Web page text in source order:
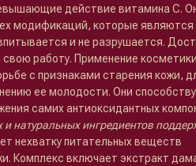
действие витамина С.
модификаций, которые
и не разрушается.
работу. Применение
с признаками старения кожи,
ее молодости. Они
самих антиоксидантных
натуральных ингредиентов
нехватку питательных веществ
Комплекс включает экстракт